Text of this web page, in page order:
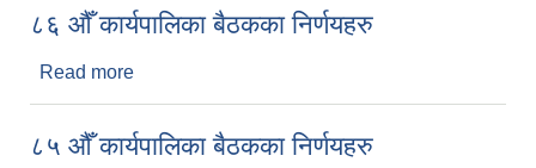
८६ औँ कार्यपालिका बैठकका निर्णयहरु
Read more
८५ औँ कार्यपालिका बैठकका निर्णयहरु